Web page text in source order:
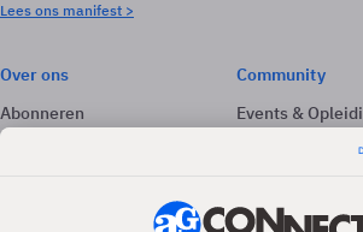
Lees ons manifest >
Over ons
Abonneren
Adverteren
Community
Events &